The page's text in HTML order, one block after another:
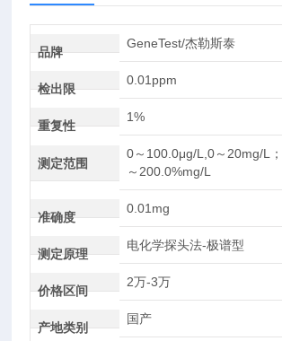
品牌
GeneTest/杰勒斯泰
检出限
0.01ppm
重复性
1%
测定范围
0～100.0μg/L,0～20mg/L
～200.0%mg/L
准确度
0.01mg
测定原理
电化学探头法-极谱型
价格区间
2万-3万
产地类别
国产